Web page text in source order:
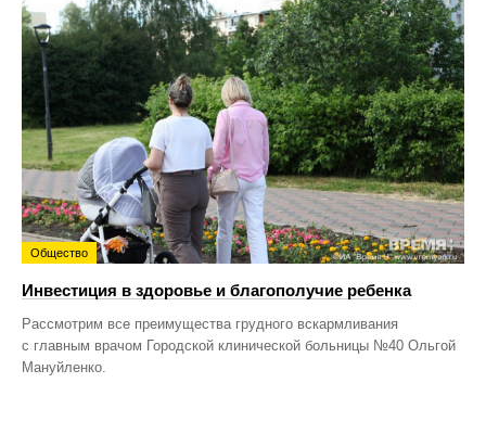
Общество
Инвестиция в здоровье и благополучие ребенка
Рассмотрим все преимущества грудного вскармливания
с главным врачом Городской клинической больницы №40 Ольгой
Мануйленко.